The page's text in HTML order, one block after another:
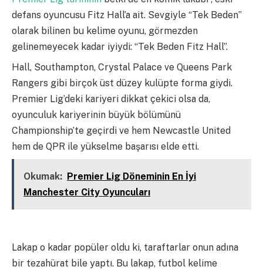
defans oyuncusu Fitz Hall’a ait. Sevgiyle “Tek Beden”
olarak bilinen bu kelime oyunu, görmezden
gelinemeyecek kadar iyiydi: “Tek Beden Fitz Hall”.
Hall, Southampton, Crystal Palace ve Queens Park
Rangers gibi birçok üst düzey kulüpte forma giydi.
Premier Lig’deki kariyeri dikkat çekici olsa da,
oyunculuk kariyerinin büyük bölümünü
Championship’te geçirdi ve hem Newcastle United
hem de QPR ile yükselme başarısı elde etti.
Okumak: Premier Lig Döneminin En İyi
Manchester City Oyuncuları
Lakap o kadar popüler oldu ki, taraftarlar onun adına
bir tezahürat bile yaptı. Bu lakap, futbol kelime